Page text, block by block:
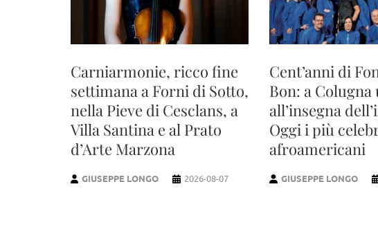
Carniarmonie, ricco fine
settimana a Forni di Sotto,
nella Pieve di Cesclans, a
Villa Santina e al Prato
d’Arte Marzona
GIUSEPPE LONGO 2026-08-07
Cent’anni di
Bon: a Colugna
all’insegna
Oggi i più
afroamericani
GIUSEPPE LONGO